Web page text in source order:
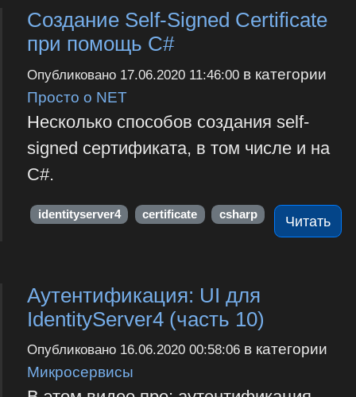
Создание Self-Signed Certificate
при помощь С#
Опубликовано 17.06.2020 11:46:00в категории
Просто о NET
Несколько способов создания self-
signed сертификата, в том числе и на
C#.
Читать
identityserver4 certificate csharp
Аутентификация: UI для
IdentityServer4 (часть 10)
Опубликовано 16.06.2020 00:58:06в категории
Микросервисы